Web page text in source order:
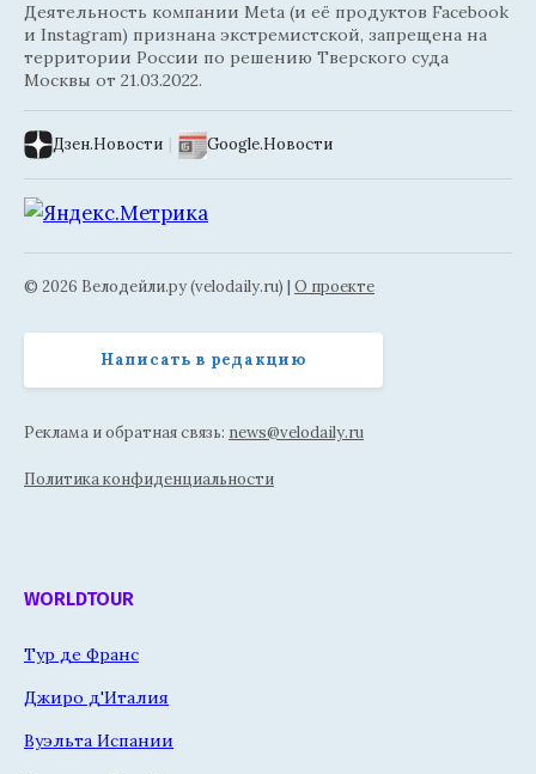
Деятельность компании Meta (и её продуктов Facebook
и Instagram) признана экстремистской, запрещена на
территории России по решению Тверского суда
Москвы от 21.03.2022.
Дзен.Новости | Google.Новости
© 2026 Велодейли.ру (velodaily.ru) | О проекте
Написать в редакцию
Реклама и обратная связь: news@velodaily.ru
Политика конфиденциальности
WORLDTOUR
Тур де Франс
Джиро д'Италия
Вуэльта Испании